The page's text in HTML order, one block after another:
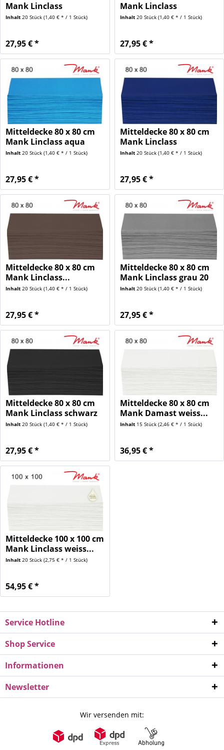
Mank Linclass
dunkelgrün...
Inhalt20 Stück(1,40 € * / 1 Stück)
27,95 € *
Mank Linclass
hellblau...
Inhalt 20 Stück (1,40 € * / 1 Stück)
27,95 € *
Mitteldecke 80 x 80 cm
Mank Linclass aqua
blau...
Inhalt20 Stück(1,40 € * / 1 Stück)
27,95 € *
Mitteldecke 80 x 80 cm
Mank Linclass
royalblau...
Inhalt 20 Stück (1,40 € * / 1 Stück)
27,95 € *
Mitteldecke 80 x 80 cm
Mank Linclass...
Inhalt20 Stück(1,40 € * / 1 Stück)
27,95 € *
Mitteldecke 80 x 80 cm
Mank Linclass grau 20
Stück
Inhalt 20 Stück (1,40 € * / 1 Stück)
27,95 € *
Mitteldecke 80 x 80 cm
Mank Linclass schwarz
20...
Inhalt20 Stück(1,40 € * / 1 Stück)
27,95 € *
Mitteldecke 80 x 80 cm
Mank Damast weiss...
Inhalt 15 Stück (2,46 € * / 1 Stück)
36,95 € *
Mitteldecke 100 x 100 cm
Mank Linclass weiss...
Inhalt20 Stück(2,75 € * / 1 Stück)
54,95 € *
Service Hotline
Shop Service
Informationen
Newsletter
Wir versenden mit: